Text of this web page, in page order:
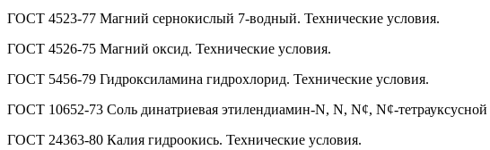
ГОСТ 4523-77 Магний сернокислый 7-водный. Технические условия.
ГОСТ 4526-75 Магний оксид. Технические условия.
ГОСТ 5456-79 Гидроксиламина гидрохлорид. Технические условия.
ГОСТ 10652-73 Соль динатриевая этилендиамин-N, N, N¢, N¢-
ГОСТ 24363-80 Калия гидроокись. Технические условия.